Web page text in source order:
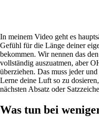
In meinem Video geht es
Gefühl für die Länge deiner
bekommen. Wir nennen das
vollständig auszuatmen, aber
überziehen. Das muss jeder
Lerne deine Luft so zu
nächsten Absatz oder
Was tun bei